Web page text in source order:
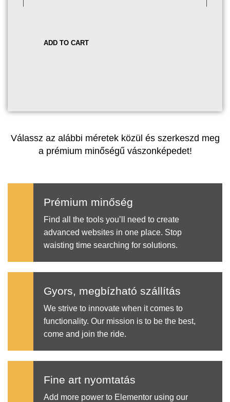
ADD TO CART
Válassz az alábbi méretek közül és szerkeszd meg
a prémium minőségű vászonképedet!
Prémium minőség
Find all the tools you’ll need to create
advanced websites in one place. Stop
waisting time searching for solutions.
Gyors, megbízható szállítás
We strive to innovate when it comes to
functionality. Our mission is to be the best,
come and join the ride.
Fine art nyomtatás
Add more power to Elementor using our